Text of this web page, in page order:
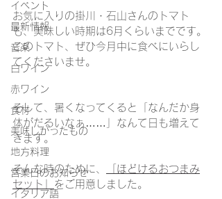
イベント
最新情報
音楽
白ワイン
赤ワイン
食材
美味しかったもの
地方料理
営業日のお知らせ
イタリア語
お気に入りの掛川・石山さんのトマト
も、美味しい時期は6月くらいまでです。
このトマト、ぜひ今月中に食べにいらし
てくださいませ。
そして、暑くなってくると「なんだか身
体がだるいなぁ……」なんて日も増えて
きます。
そんな時のために、
「ほどけるおつまみ
セット」 をご用意しました。